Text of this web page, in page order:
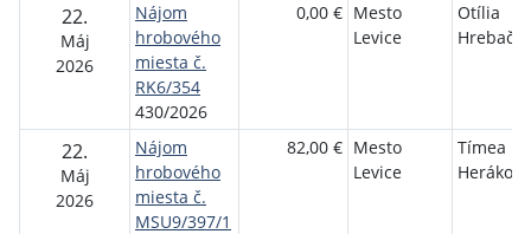
22.
Máj
2026
Nájom
hrobového
miesta č.
RK6/354
430/2026
0,00 € Mesto
Levice
Otília
22.
Máj
2026
Nájom
hrobového
miesta č.
MSU9/397/1
82,00 € Mesto
Levice
Tímea
Heráková